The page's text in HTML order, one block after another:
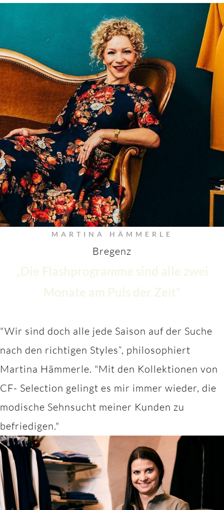
MARTINA HÄMMERLE
Bregenz
„Die Flashprogramme sind alle zwei
Monate am Puls der Zeit“
"Wir sind doch alle jede Saison auf der Suche
nach den richtigen Styles“, philosophiert
Martina Hämmerle. "Mit den Kollektionen von
CF- Selection gelingt es mir immer wieder, die
modische Sehnsucht meiner Kunden zu
befriedigen."